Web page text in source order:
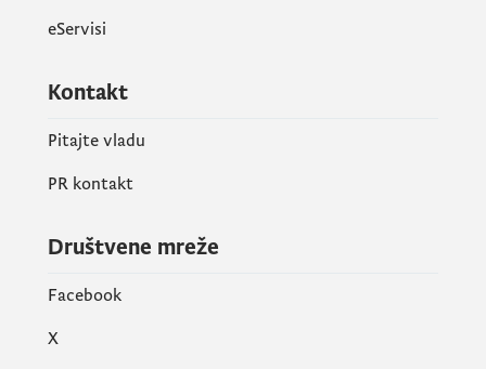
eServisi
Kontakt
Pitajte vladu
PR kontakt
Društvene mreže
Facebook
X